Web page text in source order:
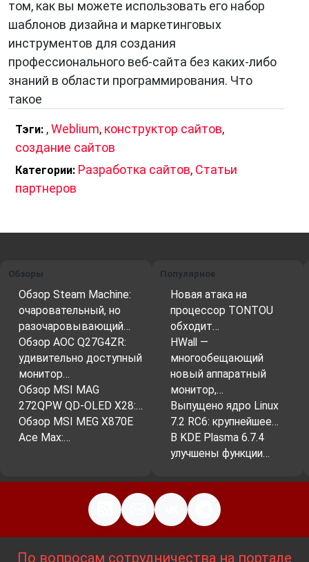
том, как вы можете использовать его набор
шаблонов дизайна и маркетинговых
инструментов для создания
профессионального веб-сайта без каких-либо
знаний в области программирования. Что
такое
Тэги: ,Weblium, конструктор сайтов,
создание сайтов
Категории: Разработка сайтов, Статьи
партнеров
Обзоры
Обзор Steam Machine:
очаровательный, но
разочаровывающий…
Обзор AOC Q27G4ZR:
удивительно доступный
монитор…
Обзор MSI MAG
272QPW QD-OLED X28:…
Обзор MSI MEG X870E
Ace Max:…
Популярное
Новая атака на
процессор TONTOU
обходит…
HWall —
многообещающий
новый аппаратный
монитор,…
Выпущено ядро Linux
7.2 RC6: крупнейшее…
В KDE Plasma 6.7.4
улучшены функции…
По вопросам сотрудничества на портале